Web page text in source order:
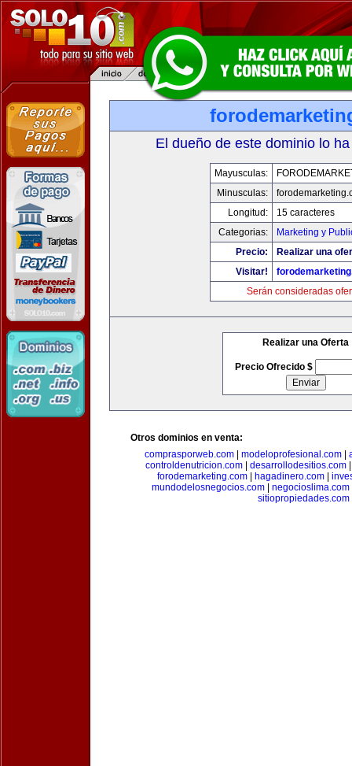
El dueño de este dominio lo
Mayusculas:
Minusculas:
Longitud:
15 caracteres
Categorias:
Marketing y
Precio:
Realizar una
Visitar!
Serán consideradas
Realizar una Oferta
Precio Ofrecido $
Otros dominios en venta:
comprasporweb.com| modeloprofesional.com|
controldenutricion.com
desarrollodesitios.com
forodemarketing.com| hagadinero.com|
mundodelosnegocios.com| negocioslima.com
sitiopropiedades.com